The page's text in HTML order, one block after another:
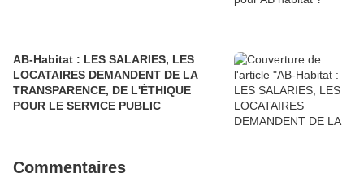
AB-Habitat : LES SALARIES, LES
LOCATAIRES DEMANDENT DE LA
TRANSPARENCE, DE L'ÉTHIQUE
POUR LE SERVICE PUBLIC
Commentaires